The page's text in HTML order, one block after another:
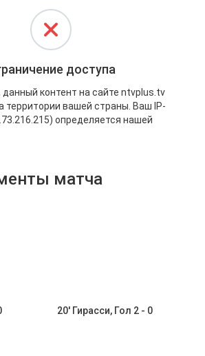
матча
20' Гирасси, Гол 2 - 0